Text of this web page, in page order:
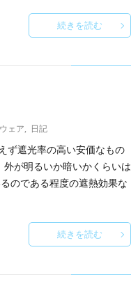
続きを読む
ェア 日記
ず遮光率の高い安価なもの
が明るいか暗いかくらいは
のである程度の遮熱効果な
続きを読む